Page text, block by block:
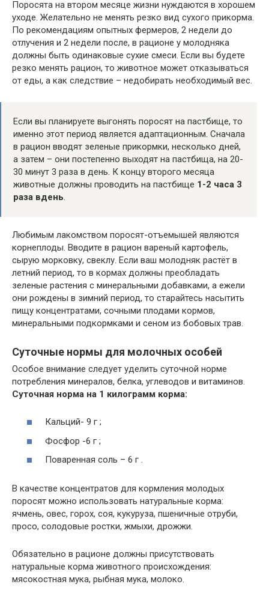
Поросята на втором месяце жизни нуждаются в хорошем
уходе. Желательно не менять резко вид сухого прикорма.
По рекомендациям опытных фермеров, 2 недели до
отлучения и 2 недели после, в рационе у молодняка
должны быть одинаковые сухие смеси. Если вы будете
резко менять рацион, то животное может отказываться
от еды, а как следствие – недобирать необходимый вес.
Если вы планируете выгонять поросят на пастбище, то
именно этот период является адаптационным. Сначала
в рацион вводят зеленые прикормки, несколько дней,
а затем – они постепенно выходят на пастбища, на 20-
30 минут 3 раза в день. К концу второго месяца
животные должны проводить на пастбище 1-2 часа 3
раза вдень.
Любимым лакомством поросят-отъемышей являются
корнеплоды. Вводите в рацион вареный картофель,
сырую морковку, свеклу. Если ваш молодняк растёт в
летний период, то в кормах должны преобладать
зеленые растения с минеральными добавками, а ежели
они рождены в зимний период, то старайтесь насытить
пищу концентратами, сочными плодами кормов,
минеральными подкормками и сеном из бобовых трав.
Суточные нормы для молочных особей
Особое внимание следует уделить суточной норме
потребления минералов, белка, углеводов и витаминов.
Суточная норма на 1 килограмм корма:
Кальций- 9 г ;
Фосфор -6 г ;
Поваренная соль – 6 г .
В качестве концентратов для кормления молодых
поросят можно использовать натуральные корма:
ячмень, овес, горох, соя, кукуруза, пшеничные отруби,
просо, солодовые ростки, жмыхи, дрожжи.
Обязательно в рационе должны присутствовать
натуральные корма животного происхождения:
мясокостная мука, рыбная мука, молоко.